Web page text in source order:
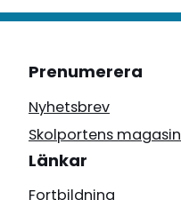
Prenumerera
Nyhetsbrev
Skolportens magasin
Länkar
Fortbildning